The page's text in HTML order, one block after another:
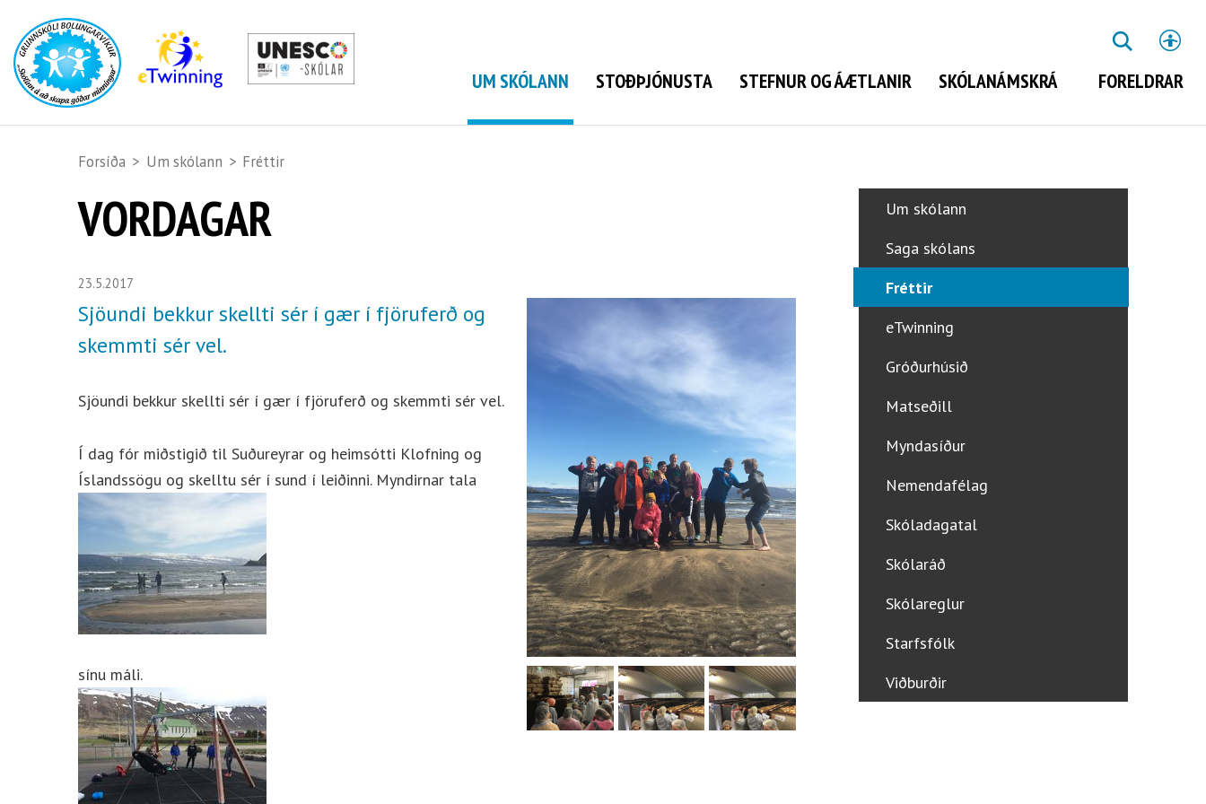
VORDAGAR
23.5.2017
Sjöundi bekkur skellti sér í gær í fjöruferð og
skemmti sér vel.
Sjöundi bekkur skellti sér í gær í fjöruferð og skemmti sér vel.
Í dag fór miðstigið til Suðureyrar og heimsótti Klofning og
Íslandssögu og skelltu sér í sund í leiðinni. Myndirnar tala
sínu máli.
Forsíða > Um skólann > Fréttir
UM SKÓLANN STOÐÞJÓNUSTA STEFNUR OG ÁÆTLANIR SKÓLANÁMSKRÁ FORELDRAR
LEITA
Um skólann
Saga skólans
Fréttir
eTwinning
Gróðurhúsið
Matseðill
Myndasíður
Nemendafélag
Skóladagatal
Skólaráð
Skólareglur
Starfsfólk
Viðburðir